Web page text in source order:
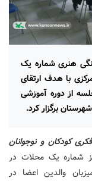
هنری شماره یک
با هدف ارتقای
از دوره آموزشی
برگزار کرد.
کودکان و نوجوانان
شماره یک محلات در
والدین اعضا در